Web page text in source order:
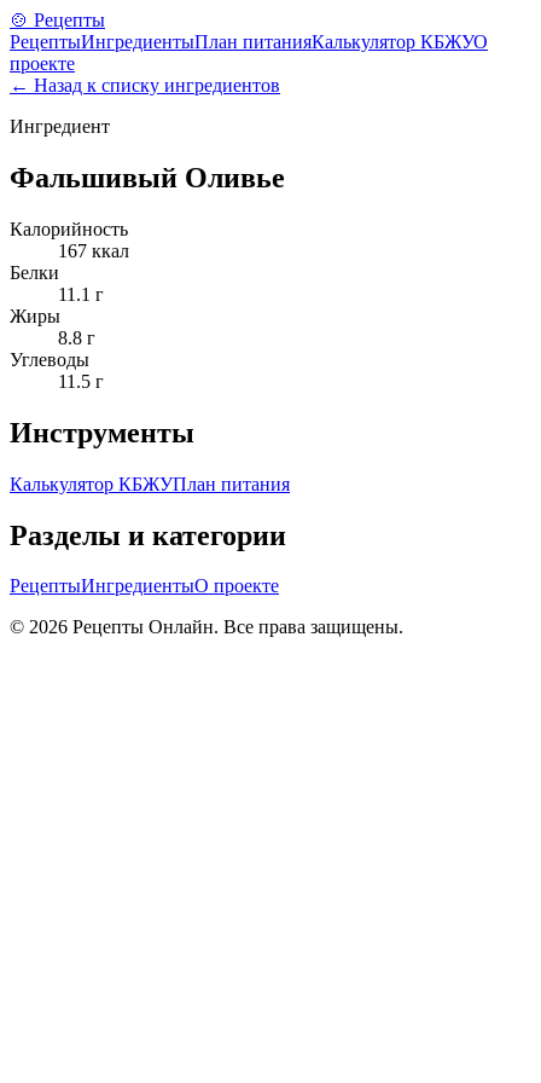
🍲 Рецепты
РецептыИнгредиентыПлан питанияКалькулятор КБЖУО
проекте
← Назад к списку ингредиентов
Ингредиент
Фальшивый Оливье
Калорийность
167 ккал
Белки
11.1 г
Жиры
8.8 г
Углеводы
11.5 г
Инструменты
Калькулятор КБЖУПлан питания
Разделы и категории
РецептыИнгредиентыО проекте
© 2026 Рецепты Онлайн. Все права защищены.